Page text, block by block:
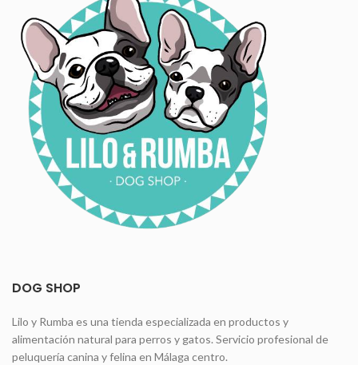
DOG SHOP
Lilo y Rumba es una tienda especializada en productos y
alimentación natural para perros y gatos. Servicio profesional de
peluquería canina y felina en Málaga centro.